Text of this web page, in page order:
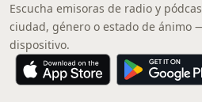
Escucha emisoras de radio y
ciudad, género o estado de ánimo
dispositivo.